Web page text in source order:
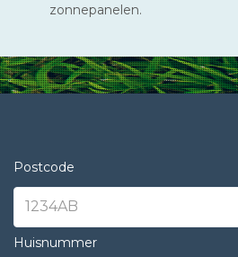
zonnepanelen.
Postcode
Huisnummer